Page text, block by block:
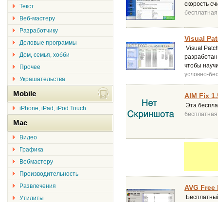
скорость
бесплатная
Visual
Visual
чтобы
условно-
AIM Fix
Эта
бесплатная
AVG
Текст
Веб-мастеру
Разработчику
Деловые программы
Дом, семья, хобби
Прочее
Украшательства
Mobile
iPhone, iPad, iPod Touch
Mac
Видео
Графика
Вебмастеру
Производительность
Развлечения
Утилиты